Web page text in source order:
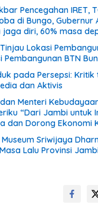
Pencegahan IRET,
di Bungo, Gubernur
diri, 60% masa
Lokasi
BTN
pada Persepsi:
dan Aktivis
Menteri
“Dari Jambi untuk
dan Dorong Ekonomi
Museum Sriwijaya
Lalu Provinsi